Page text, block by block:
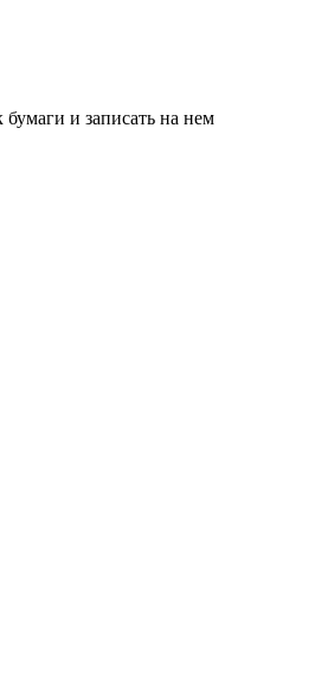
и записать на нем